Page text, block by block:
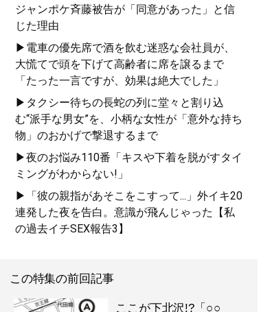
ジャンポケ斉藤被告が「同意があった」と信
じた理由
▶電車の優先席で酒を飲む迷惑な会社員が、
大慌てで頭を下げて高齢者に席を譲るまで
「たった一言ですが、効果は絶大でした」
▶タクシー待ちの長蛇の列に堂々と割り込
む“派手な男女”を、小柄な女性が「意外な持ち
物」のおかげで撃退するまで
▶夜のお悩み110番「キスや下着を脱がすタイ
ミングがわからない!」
▶「彼の親指があそこをこすって...」外イキ20
連発した夜を告白。意識が飛んじゃった【私
の過去イチSEX報告3】
この特集の前回記事
ここが下北沢!?「○○